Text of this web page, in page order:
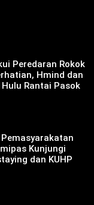
Peredaran Rokok
Hmind dan
Rantai Pasok
Kunjungi
dan KUHP